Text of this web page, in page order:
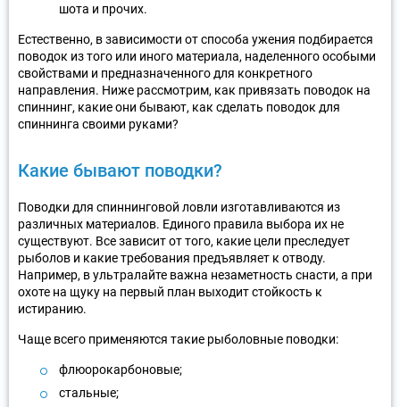
шота и прочих.
Естественно, в зависимости от способа ужения подбирается
поводок из того или иного материала, наделенного особыми
свойствами и предназначенного для конкретного
направления. Ниже рассмотрим, как привязать поводок на
спиннинг, какие они бывают, как сделать поводок для
спиннинга своими руками?
Какие бывают поводки?
Поводки для спиннинговой ловли изготавливаются из
различных материалов. Единого правила выбора их не
существуют. Все зависит от того, какие цели преследует
рыболов и какие требования предъявляет к отводу.
Например, в ультралайте важна незаметность снасти, а при
охоте на щуку на первый план выходит стойкость к
истиранию.
Чаще всего применяются такие рыболовные поводки:
флюорокарбоновые;
стальные;